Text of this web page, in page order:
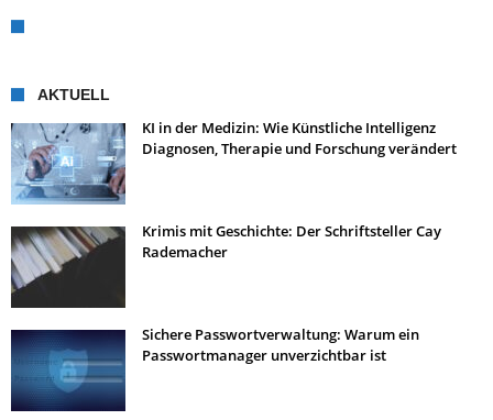
AKTUELL
KI in der Medizin: Wie Künstliche Intelligenz
Diagnosen, Therapie und Forschung verändert
Krimis mit Geschichte: Der Schriftsteller Cay
Rademacher
Sichere Passwortverwaltung: Warum ein
Passwortmanager unverzichtbar ist